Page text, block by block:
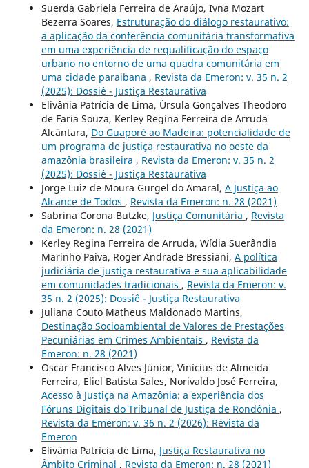
Suerda Gabriela Ferreira de Araújo, Ivna Mozart
Bezerra Soares, Estruturação do diálogo restaurativo:
a aplicação da conferência comunitária transformativa
em uma experiência de requalificação do espaço
urbano no entorno de uma quadra comunitária em
uma cidade paraibana , Revista da Emeron: v. 35 n. 2
(2025): Dossiê - Justiça Restaurativa
Elivânia Patrícia de Lima, Úrsula Gonçalves Theodoro
de Faria Souza, Kerley Regina Ferreira de Arruda
Alcântara, Do Guaporé ao Madeira: potencialidade de
um programa de justiça restaurativa no oeste da
amazônia brasileira , Revista da Emeron: v. 35 n. 2
(2025): Dossiê - Justiça Restaurativa
Jorge Luiz de Moura Gurgel do Amaral, A Justiça ao
Alcance de Todos , Revista da Emeron: n. 28 (2021)
Sabrina Corona Butzke, Justiça Comunitária , Revista
da Emeron: n. 28 (2021)
Kerley Regina Ferreira de Arruda, Wídia Suerândia
Marinho Paiva, Roger Andrade Bressiani, A política
judiciária de justiça restaurativa e sua aplicabilidade
em comunidades tradicionais , Revista da Emeron: v.
35 n. 2 (2025): Dossiê - Justiça Restaurativa
Juliana Couto Matheus Maldonado Martins,
Destinação Socioambiental de Valores de Prestações
Pecuniárias em Crimes Ambientais , Revista da
Emeron: n. 28 (2021)
Oscar Francisco Alves Júnior, Vinícius de Almeida
Ferreira, Eliel Batista Sales, Norivaldo José Ferreira,
Acesso à Justiça na Amazônia: a experiência dos
Fóruns Digitais do Tribunal de Justiça de Rondônia ,
Revista da Emeron: v. 36 n. 2 (2026): Revista da
Emeron
Elivânia Patrícia de Lima, Justiça Restaurativa no
Âmbito Criminal , Revista da Emeron: n. 28 (2021)